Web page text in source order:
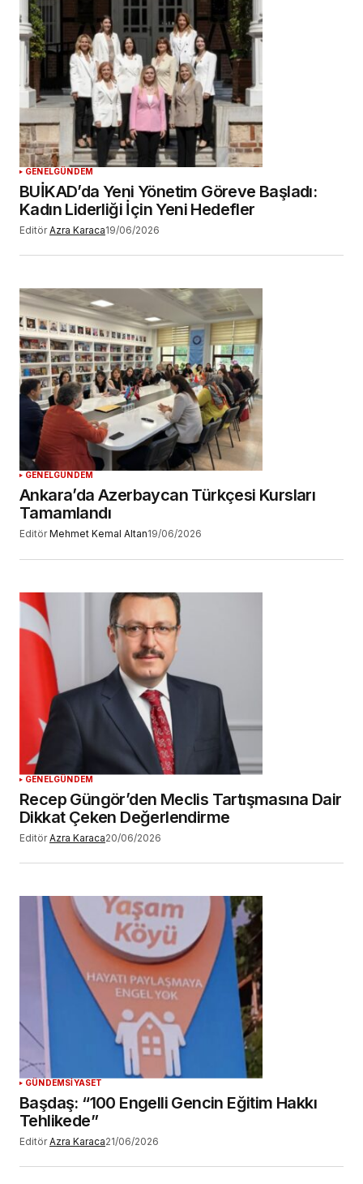
GENELGÜNDEM
BUİKAD’da Yeni Yönetim Göreve Başladı:
Kadın Liderliği İçin Yeni Hedefler
Editör Azra Karaca19/06/2026
GENELGÜNDEM
Ankara’da Azerbaycan Türkçesi Kursları
Tamamlandı
Editör Mehmet Kemal Altan19/06/2026
GENELGÜNDEM
Recep Güngör’den Meclis Tartışmasına Dair
Dikkat Çeken Değerlendirme
Editör Azra Karaca20/06/2026
GÜNDEMSİYASET
Başdaş: “100 Engelli Gencin Eğitim Hakkı
Tehlikede”
Editör Azra Karaca21/06/2026